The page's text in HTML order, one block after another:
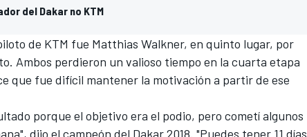
del Dakar no KTM
de KTM fue Matthias Walkner, en quinto lugar, por
Ambos perdieron un valioso tiempo en la cuarta etapa
que fue difícil mantener la motivación a partir de ese
porque el objetivo era el podio, pero cometí algunos
dijo el campeón del Dakar 2018. "Puedes tener 11 días